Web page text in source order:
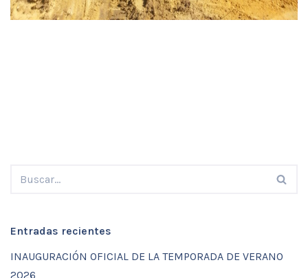
Entradas recientes
INAUGURACIÓN OFICIAL DE LA TEMPORADA DE VERANO
2026